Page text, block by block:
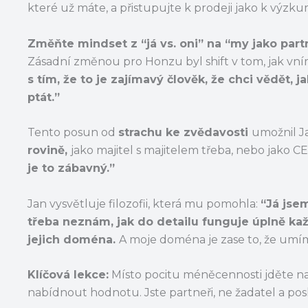
které už máte, a přistupujte k prodeji jako k
Změňte mindset z “já vs. oni” na “my jako
Zásadní změnou pro Honzu byl shift v tom, jak
s tím, že to je zajímavý člověk, že chci vědět,
ptát.”
Tento posun od strachu ke zvědavosti umožnil
rovině, jako majitel s majitelem třeba, nebo jako
je to zábavný.”
Jan vysvětluje filozofii, která mu pomohla: “Já
třeba neznám, jak do detailu funguje úplně
jejich doména. A moje doména je zase to, že
Klíčová lekce: Místo pocitu méněcennosti jděte
nabídnout hodnotu. Jste partneři, ne žadatel a